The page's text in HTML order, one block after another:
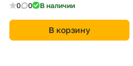
0 0 В наличии
В корзину